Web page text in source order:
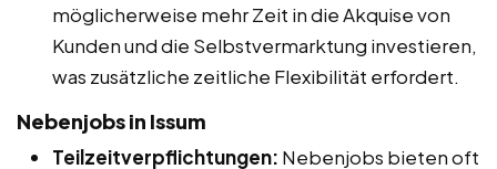
möglicherweise mehr Zeit in die Akquise von
Kunden und die Selbstvermarktung investieren,
was zusätzliche zeitliche Flexibilität erfordert.
Nebenjobs in Issum
Teilzeitverpflichtungen: Nebenjobs bieten oft